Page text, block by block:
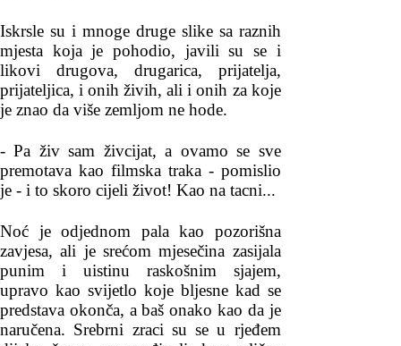
Iskrsle su i mnoge druge slike sa raznih
mjesta koja je pohodio, javili su se i
likovi drugova, drugarica, prijatelja,
prijateljica, i onih živih, ali i onih za koje
je znao da više zemljom ne hode.
- Pa živ sam živcijat, a ovamo se sve
premotava kao filmska traka - pomislio
je - i to skoro cijeli život! Kao na tacni...
Noć je odjednom pala kao pozorišna
zavjesa, ali je srećom mjesečina zasijala
punim i uistinu raskošnim sjajem,
upravo kao svijetlo koje bljesne kad se
predstava okonča, a baš onako kao da je
naručena. Srebrni zraci su se u rjeđem